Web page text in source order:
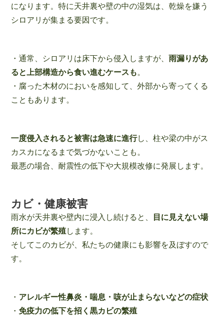
になります。特に天井裏や壁の中の湿気は、乾燥を嫌う
シロアリが集まる要因です。
・通常、シロアリは床下から侵入しますが、 雨漏りがあ
ると上部構造から食い進むケースも 。
・腐った木材のにおいを感知して、外部から寄ってくる
こともあります。
一度侵入されると被害は急速に進行し、柱や梁の中がス
カスカになるまで気づかないことも。
最悪の場合、耐震性の低下や大規模改修に発展します。
カビ・健康被害
雨水が天井裏や壁内に浸入し続けると、 目に見えない場
所にカビが繁殖します。
そしてこのカビが、私たちの健康にも影響を及ぼすので
す。
・ アレルギー性鼻炎・喘息・咳が止まらないなどの症状
・ 免疫力の低下を招く黒カビの繁殖